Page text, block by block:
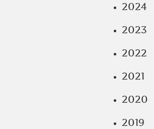
2024
2023
2022
2021
2020
2019